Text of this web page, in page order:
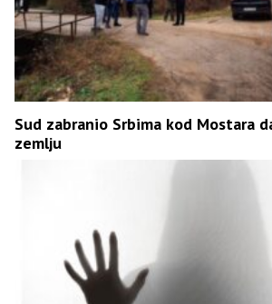
Sud zabranio Srbima kod Mostara
zemlju